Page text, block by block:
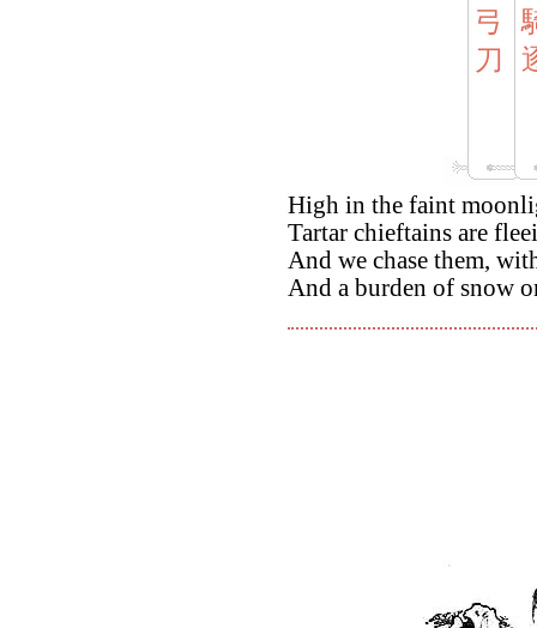
弓
刀
High in the faint
Tartar chieftains are
And we chase them,
And a burden of snow